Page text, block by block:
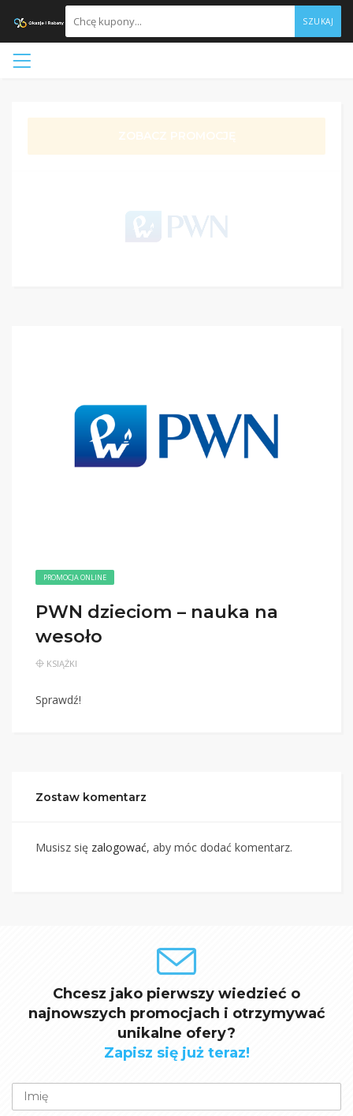
SZUKAJ
ZOBACZ PROMOCJĘ
PROMOCJA ONLINE
PWN dzieciom – nauka na
wesoło
KSIĄŻKI
Sprawdź!
Zostaw komentarz
Musisz się zalogować, aby móc dodać komentarz.
Chcesz jako pierwszy wiedzieć o
najnowszych promocjach i otrzymywać
unikalne ofery?
Zapisz się już teraz!